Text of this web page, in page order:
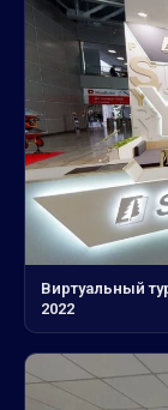
Виртуальный
2022